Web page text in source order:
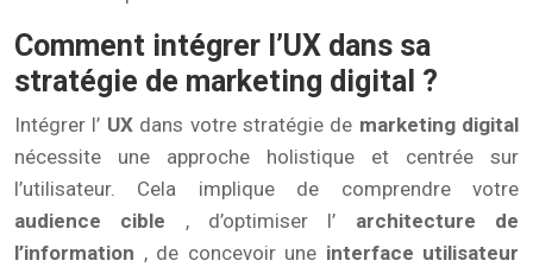
Comment intégrer l’UX dans sa
stratégie de marketing digital ?
Intégrer l’ UX dans votre stratégie de marketing digital
nécessite une approche holistique et centrée sur
l’utilisateur. Cela implique de comprendre votre
audience cible , d’optimiser l’ architecture de
l’information , de concevoir une interface utilisateur